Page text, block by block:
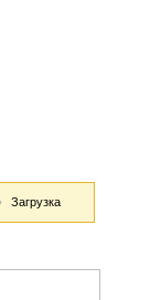
Загрузка